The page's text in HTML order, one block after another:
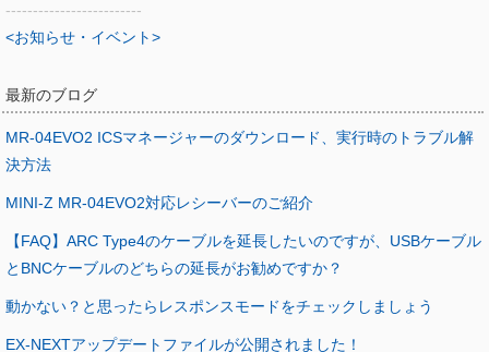
-------------------------
<お知らせ・イベント>
最新のブログ
MR-04EVO2 ICSマネージャーのダウンロード、実行時のトラブル解
決方法
MINI-Z MR-04EVO2対応レシーバーのご紹介
【FAQ】ARC Type4のケーブルを延長したいのですが、USBケーブル
とBNCケーブルのどちらの延長がお勧めですか？
動かない？と思ったらレスポンスモードをチェックしましょう
EX-NEXTアップデートファイルが公開されました！